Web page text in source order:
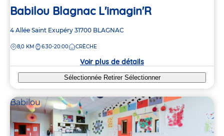
Babilou Blagnac L'imagin'R
Adresse
la
4 Allée Saint Exupéry 31700 BLAGNAC
DISTANCE
8,0 KM 6:30-20:00 CRÈCHE
Voir plus de détails
Sélectionnée Retirer Sélectionner
Babilou